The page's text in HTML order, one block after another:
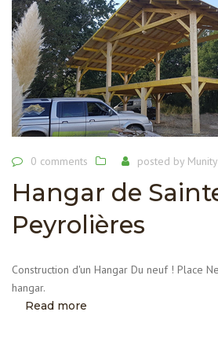
0 comments posted by
Hangar de
Peyrolières
Construction d'un Hangar Du neuf ! Place
hangar.
Read more